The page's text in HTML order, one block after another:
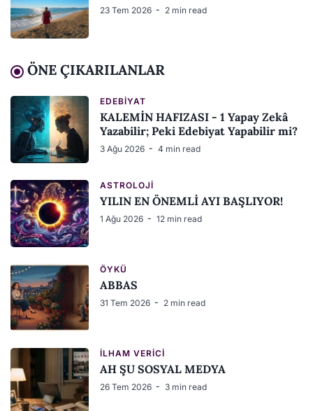
23 Tem 2026 2 min read
ÖNE ÇIKARILANLAR
EDEBIYAT
KALEMİN HAFIZASI - 1 Yapay Zekâ
Yazabilir; Peki Edebiyat Yapabilir mi?
3 Ağu 2026 4 min read
ASTROLOJI
YILIN EN ÖNEMLİ AYI BAŞLIYOR!
1 Ağu 2026 12 min read
ÖYKÜ
ABBAS
31 Tem 2026 2 min read
İLHAM VERICI
AH ŞU SOSYAL MEDYA
26 Tem 2026 3 min read